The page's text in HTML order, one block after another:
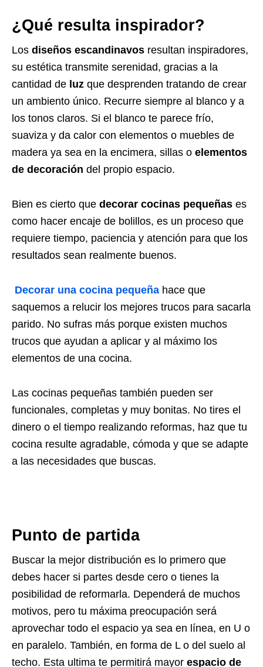
¿Qué resulta inspirador?
Los diseños escandinavos resultan inspiradores,
su estética transmite serenidad, gracias a la
cantidad de luz que desprenden tratando de crear
un ambiento único. Recurre siempre al blanco y a
los tonos claros. Si el blanco te parece frío,
suaviza y da calor con elementos o muebles de
madera ya sea en la encimera, sillas o elementos
de decoración del propio espacio.
Bien es cierto que decorar cocinas pequeñas es
como hacer encaje de bolillos, es un proceso que
requiere tiempo, paciencia y atención para que los
resultados sean realmente buenos.
Decorar una cocina pequeña hace que
saquemos a relucir los mejores trucos para sacarla
parido. No sufras más porque existen muchos
trucos que ayudan a aplicar y al máximo los
elementos de una cocina.
Las cocinas pequeñas también pueden ser
funcionales, completas y muy bonitas. No tires el
dinero o el tiempo realizando reformas, haz que tu
cocina resulte agradable, cómoda y que se adapte
a las necesidades que buscas.
Punto de partida
Buscar la mejor distribución es lo primero que
debes hacer si partes desde cero o tienes la
posibilidad de reformarla. Dependerá de muchos
motivos, pero tu máxima preocupación será
aprovechar todo el espacio ya sea en línea, en U o
en paralelo. También, en forma de L o del suelo al
techo. Esta ultima te permitirá mayor espacio de